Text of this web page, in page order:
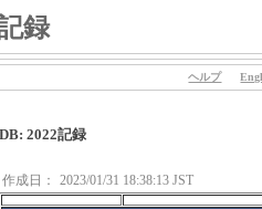
録
ヘルプ
DB: 2022記録
作成日： 2023/01/31 18:38:13 JST